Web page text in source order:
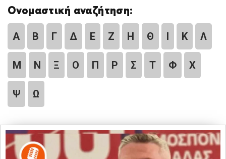
Ονομαστική αναζήτηση:
Α Β Γ Δ Ε Ζ Η Θ Ι Κ Λ
Μ Ν Ξ Ο Π Ρ Σ Τ Φ Χ
Ψ Ω